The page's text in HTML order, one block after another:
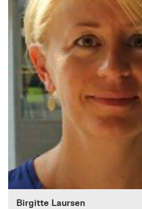
Birgitte Laursen